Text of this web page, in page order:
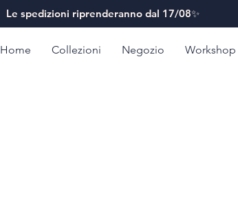
Le spedizioni riprenderanno dal 17/08✨
Home Collezioni Negozio Workshop